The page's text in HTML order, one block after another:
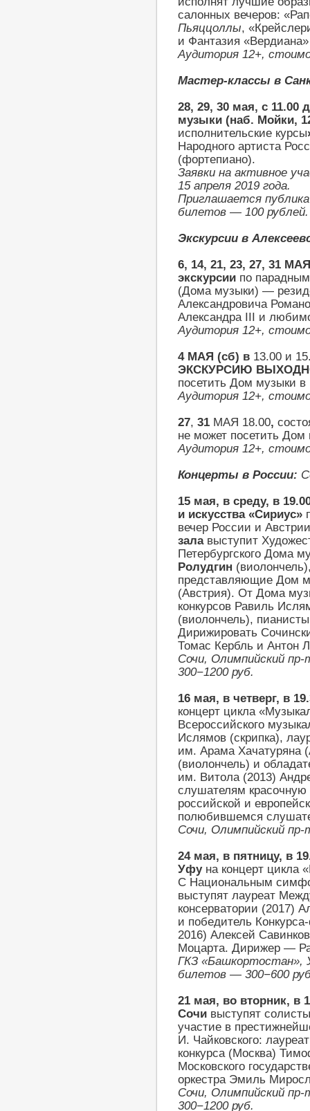
салонных вечеров:
Пьяццоллы,
и Фантазия
Аудитория 12+,
Мастер-классы в
28, 29, 30 мая, с 11.00
музыки (наб. Мойки,
исполнительские курсы
Народного артиста
(фортепиано).
Заявки на активное
15 апреля 2019 года.
Приглашается публика
билетов — 100 рублей.
Экскурсии в
6, 14, 21, 23, 27, 31 МАЯ
экскурсии по
(Дома музыки) —
Александровича
Александра III и
Аудитория 12+,
4 МАЯ (сб) в 13.00 и
ЭКСКУРСИЮ
посетить Дом музыки в
Аудитория 12+,
27, 31 МАЯ 18.00,
не может посетить
Аудитория 12+,
Концерты в России:
15 мая, в среду, в
и искусства «Сириус»
вечер России и
зала выступит
Петербургского Дома
Ролудгин
представляющие Дом
(Австрия). От Дома
конкурсов Равиль
(виолончель),
Дирижировать
Томас Кербль и Антон
Сочи, Олимпийский
300−1200 руб.
16 мая, в четверг, в
концерт цикла
Всероссийского
Ислямов (скрипка),
им. Арама Хачатуряна
(виолончель) и
им. Витола (2013)
слушателям красочную
российской и
полюбившемся
Сочи, Олимпийский пр-
24 мая, в пятницу, в
Уфуна концерт цикла
С Национальным
выступят лауреат
консерватории (2017)
и победитель
2016) Алексей
Моцарта. Дирижер —
ГКЗ «Башкортостан»,
билетов — 300−600
21 мая, во вторник, в
Сочи выступят
участие в
И. Чайковского:
конкурса (Москва)
Московского
оркестра Эмиль
Сочи, Олимпийский
300−1200 руб.